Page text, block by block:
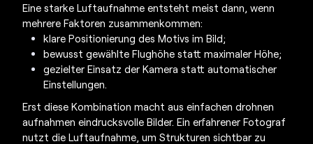
Eine starke Luftaufnahme entsteht meist dann, wenn
mehrere Faktoren zusammenkommen:
klare Positionierung des Motivs im Bild;
bewusst gewählte Flughöhe statt maximaler Höhe;
gezielter Einsatz der Kamera statt automatischer
Einstellungen.
Erst diese Kombination macht aus einfachendrohnen
aufnahmen eindrucksvolle Bilder. Ein erfahrener Fotograf
nutzt die Luftaufnahme, um Strukturen sichtbar zu